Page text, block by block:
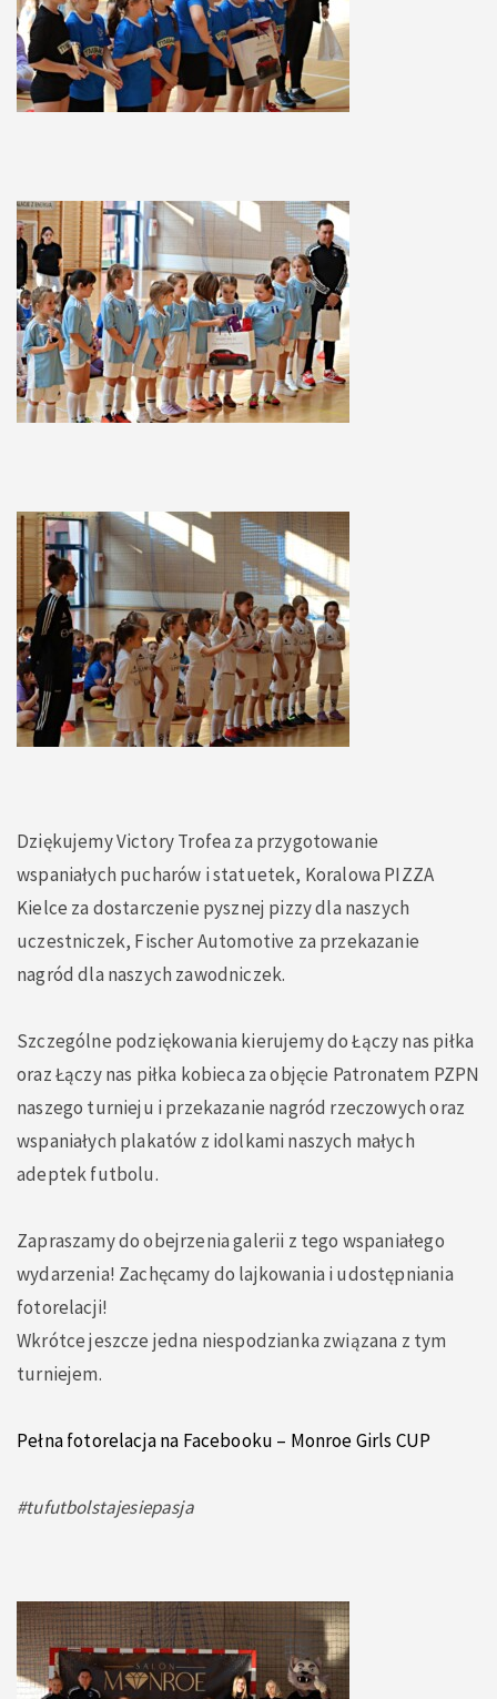
DziękujemyVictory Trofea za przygotowanie
wspaniałych pucharów i statuetek, Koralowa PIZZA
Kielce za dostarczenie pysznej pizzy dla naszych
uczestniczek, Fischer Automotive za przekazanie
nagród dla naszych zawodniczek.
Szczególne podziękowania kierujemy doŁączy nas piłka
orazŁączy nas piłka kobieca za objęcie Patronatem PZPN
naszego turnieju i przekazanie nagród rzeczowych oraz
wspaniałych plakatów z idolkami naszych małych
adeptek futbolu.
Zapraszamy do obejrzenia galerii z tego wspaniałego
wydarzenia! Zachęcamy do lajkowania i udostępniania
fotorelacji!
Wkrótce jeszcze jedna niespodzianka związana z tym
turniejem.
Pełna fotorelacja na Facebooku – Monroe Girls CUP
#tufutbolstajesiepasja